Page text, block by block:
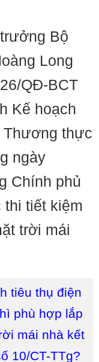
Bộ
Long
QĐ-BCT
Kế hoạch
Thương thực
ngày
Chính phủ
tiết kiệm
trời mái
tiêu thụ điện
phù hợp lắp
mái nhà kết
10/CT-TTg?